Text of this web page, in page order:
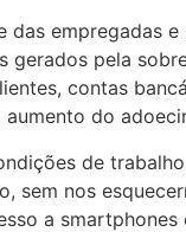
das empregadas
gerados pela
contas
do
de
sem nos
a